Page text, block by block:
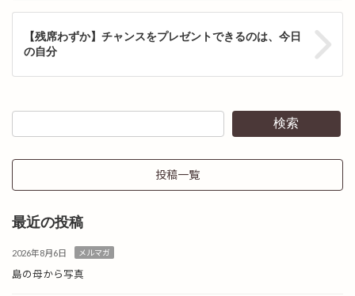
【残席わずか】チャンスをプレゼントできるのは、今日
の自分
検索
投稿一覧
最近の投稿
2026年8月6日 メルマガ
島の母から写真